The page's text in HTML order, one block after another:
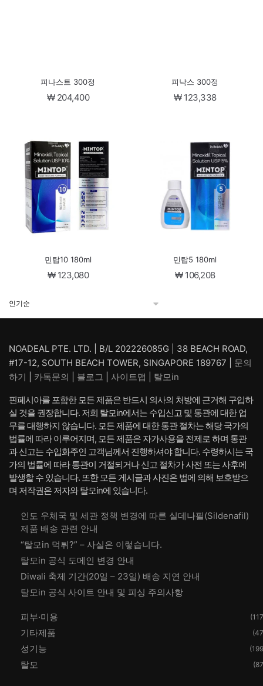
피나스트 300정
₩204,400
피낙스 300정
₩123,338
민탑10 180ml
₩123,080
민탑5 180ml
₩106,208
NOADEAL PTE. LTD. | B/L 202226085G | 38 BEACH ROAD,
#17-12, SOUTH BEACH TOWER, SINGAPORE 189767 | 문의
하기
카톡문의 블로그 사이트맵 탈모in
핀페시아를 포함한 모든 제품은 반드시 의사의 처방에 근거해 구입하
실 것을 권장합니다. 저희 탈모in에서는 수입신고 및 통관에 대한 업
무를 대행하지 않습니다. 모든 제품에 대한 통관 절차는 해당 국가의
법률에 따라 이루어지며, 모든 제품은 자가사용을 전제로 하며 통관
과 신고는 수입화주인 고객님께서 진행하셔야 합니다. 수령하시는 국
가의 법률에 따라 통관이 거절되거나 신고 절차가 사전 또는 사후에
발생할 수 있습니다. 또한 모든 게시글과 사진은 법에 의해 보호받으
며 저작권은 저자와 탈모in에 있습니다.
인도 우체국 및 세관 정책 변경에 따른 실데나필(Sildenafil)
제품 배송 관련 안내
“탈모in 먹튀?” – 사실은 이렇습니다.
탈모in 공식 도메인 변경 안내
Diwali 축제 기간(20일 – 23일) 배송 지연 안내
탈모in 공식 사이트 안내 및 피싱 주의사항
피부·미용
기타제품
성기능
탈모